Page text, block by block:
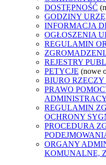
DOSTĘPNOŚĆ
GODZINY
INFORMACJA
OGŁOSZENIA
REGULAMIN
REJESTRY
PETYCJE (nowe
BIURO
PRAWO
REGULAMIN
OCHRONY
PROCEDURA
ORGANY
KOMUNALNE,